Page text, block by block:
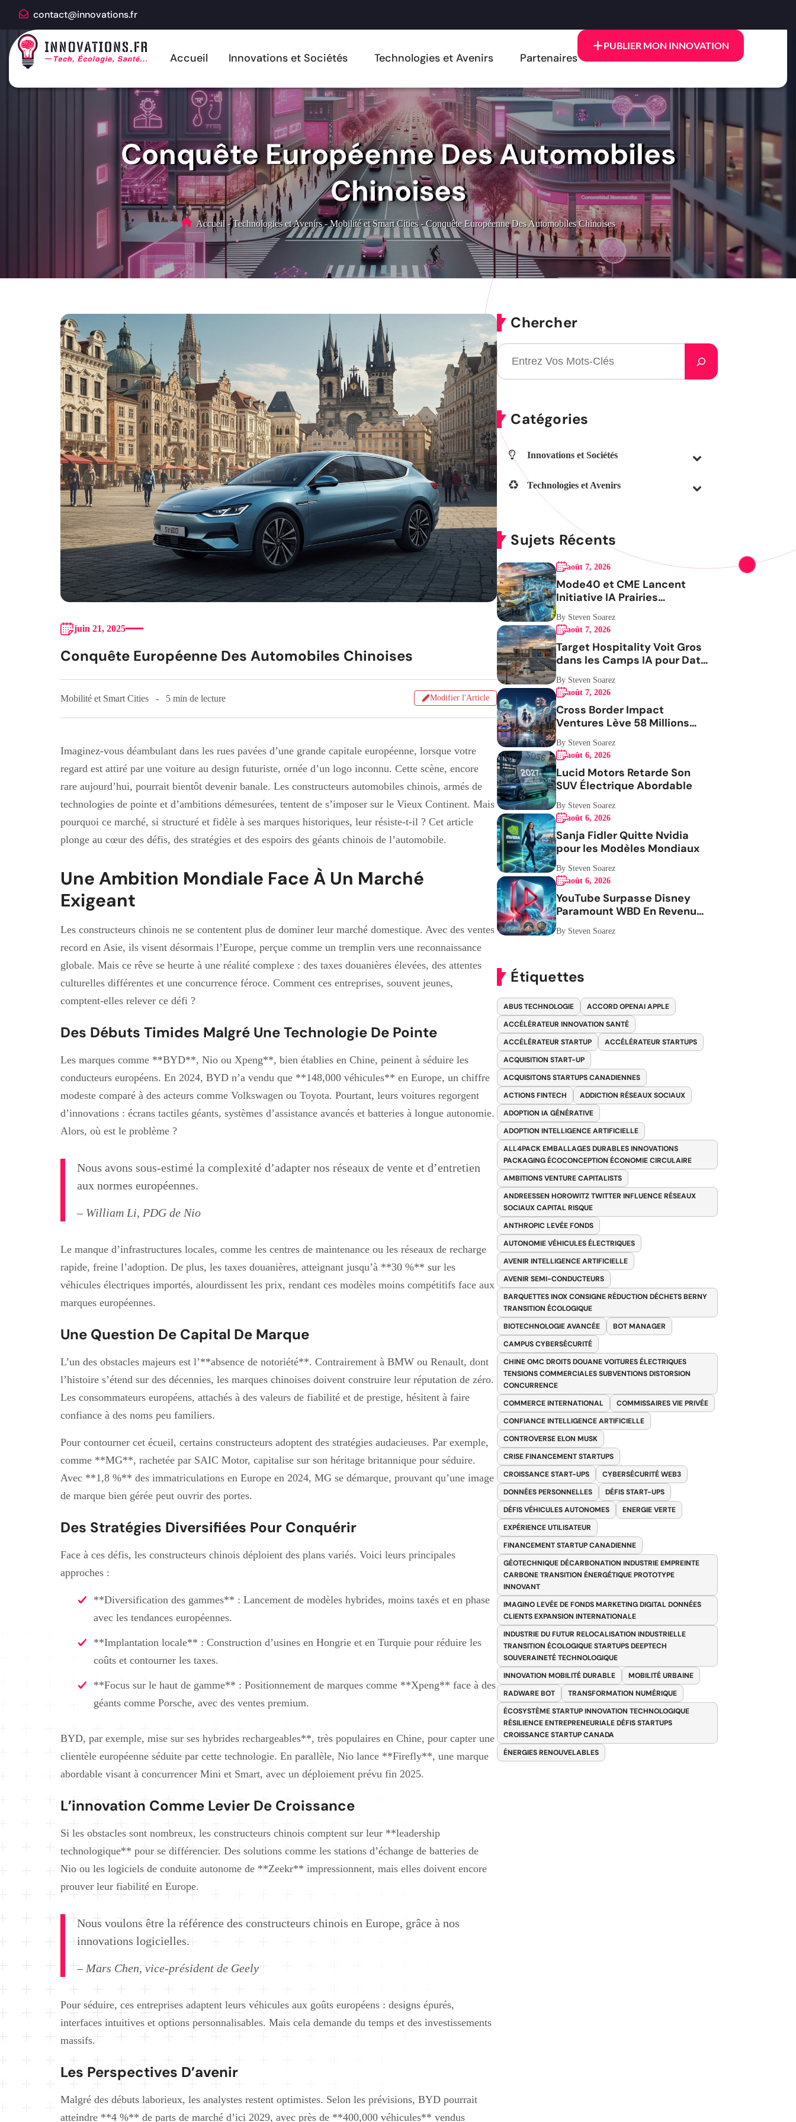
contact@innovations.fr
Accueil Innovations et Sociétés Technologies et Avenirs Partenaires
PUBLIER MON INNOVATION
Conquête Européenne Des Automobiles
Chinoises
Accueil - Technologies et Avenirs - Mobilité et Smart Cities - Conquête Européenne Des Automobiles Chinoises
juin 21, 2025
Conquête Européenne Des Automobiles Chinoises
Mobilité et Smart Cities 5 min de lecture Modifier l'Article
Imaginez-vous déambulant dans les rues pavées d’une grande capitale européenne, lorsque votre
regard est attiré par une voiture au design futuriste, ornée d’un logo inconnu. Cette scène, encore
rare aujourd’hui, pourrait bientôt devenir banale. Les constructeurs automobiles chinois, armés de
technologies de pointe et d’ambitions démesurées, tentent de s’imposer sur le Vieux Continent. Mais
pourquoi ce marché, si structuré et fidèle à ses marques historiques, leur résiste-t-il ? Cet article
plonge au cœur des défis, des stratégies et des espoirs des géants chinois de l’automobile.
Une Ambition Mondiale Face À Un Marché
Exigeant
Les constructeurs chinois ne se contentent plus de dominer leur marché domestique. Avec des ventes
record en Asie, ils visent désormais l’Europe, perçue comme un tremplin vers une reconnaissance
globale. Mais ce rêve se heurte à une réalité complexe : des taxes douanières élevées, des attentes
culturelles différentes et une concurrence féroce. Comment ces entreprises, souvent jeunes,
comptent-elles relever ce défi ?
Des Débuts Timides Malgré Une Technologie De Pointe
Les marques comme **BYD**, Nio ou Xpeng**, bien établies en Chine, peinent à séduire les
conducteurs européens. En 2024, BYD n’a vendu que **148,000 véhicules** en Europe, un chiffre
modeste comparé à des acteurs comme Volkswagen ou Toyota. Pourtant, leurs voitures regorgent
d’innovations : écrans tactiles géants, systèmes d’assistance avancés et batteries à longue autonomie.
Alors, où est le problème ?
Nous avons sous-estimé la complexité d’adapter nos réseaux de vente et d’entretien
aux normes européennes.
– William Li, PDG de Nio
Le manque d’infrastructures locales, comme les centres de maintenance ou les réseaux de recharge
rapide, freine l’adoption. De plus, les taxes douanières, atteignant jusqu’à **30 %** sur les
véhicules électriques importés, alourdissent les prix, rendant ces modèles moins compétitifs face aux
marques européennes.
Une Question De Capital De Marque
L’un des obstacles majeurs est l’**absence de notoriété**. Contrairement à BMW ou Renault, dont
l’histoire s’étend sur des décennies, les marques chinoises doivent construire leur réputation de zéro.
Les consommateurs européens, attachés à des valeurs de fiabilité et de prestige, hésitent à faire
confiance à des noms peu familiers.
Pour contourner cet écueil, certains constructeurs adoptent des stratégies audacieuses. Par exemple,
comme **MG**, rachetée par SAIC Motor, capitalise sur son héritage britannique pour séduire.
Avec **1,8 %** des immatriculations en Europe en 2024, MG se démarque, prouvant qu’une image
de marque bien gérée peut ouvrir des portes.
Des Stratégies Diversifiées Pour Conquérir
Face à ces défis, les constructeurs chinois déploient des plans variés. Voici leurs principales
approches :
**Diversification des gammes** : Lancement de modèles hybrides, moins taxés et en phase
avec les tendances européennes.
**Implantation locale** : Construction d’usines en Hongrie et en Turquie pour réduire les
coûts et contourner les taxes.
**Focus sur le haut de gamme** : Positionnement de marques comme **Xpeng** face à des
géants comme Porsche, avec des ventes premium.
BYD, par exemple, mise sur ses hybrides rechargeables**, très populaires en Chine, pour capter une
clientèle européenne séduite par cette technologie. En parallèle, Nio lance **Firefly**, une marque
abordable visant à concurrencer Mini et Smart, avec un déploiement prévu fin 2025.
L’innovation Comme Levier De Croissance
Si les obstacles sont nombreux, les constructeurs chinois comptent sur leur **leadership
technologique** pour se différencier. Des solutions comme les stations d’échange de batteries de
Nio ou les logiciels de conduite autonome de **Zeekr** impressionnent, mais elles doivent encore
prouver leur fiabilité en Europe.
Nous voulons être la référence des constructeurs chinois en Europe, grâce à nos
innovations logicielles.
– Mars Chen, vice-président de Geely
Pour séduire, ces entreprises adaptent leurs véhicules aux goûts européens : designs épurés,
interfaces intuitives et options personnalisables. Mais cela demande du temps et des investissements
massifs.
Les Perspectives D’avenir
Malgré des débuts laborieux, les analystes restent optimistes. Selon les prévisions, BYD pourrait
atteindre **4 %** de parts de marché d’ici 2029, avec près de **400,000 véhicules** vendus
Chercher
Catégories
Innovations et Sociétés
Technologies et Avenirs
Sujets Récents
août 7, 2026
Mode40 et CME Lancent
Initiative IA Prairies
Aérospatiale
By Steven Soarez
août 7, 2026
Target Hospitality Voit Gros
dans les Camps IA pour Data
Centers
By Steven Soarez
août 7, 2026
Cross Border Impact
Ventures Lève 58 Millions
USD Pour Santé Femmes
By Steven Soarez
août 6, 2026
Lucid Motors Retarde Son
SUV Électrique Abordable
By Steven Soarez
août 6, 2026
Sanja Fidler Quitte Nvidia
pour les Modèles Mondiaux
By Steven Soarez
août 6, 2026
YouTube Surpasse Disney
Paramount WBD En Revenus
Publicitaires
By Steven Soarez
Étiquettes
ABUS TECHNOLOGIE
ACCORD OPENAI APPLE
ACCÉLÉRATEUR INNOVATION SANTÉ
ACCÉLÉRATEUR STARTUP
ACCÉLÉRATEUR STARTUPS
ACQUISITION START-UP
ACQUISITONS STARTUPS CANADIENNES
ACTIONS FINTECH
ADDICTION RÉSEAUX SOCIAUX
ADOPTION IA GÉNÉRATIVE
ADOPTION INTELLIGENCE ARTIFICIELLE
ALL4PACK EMBALLAGES DURABLES INNOVATIONS
PACKAGING ÉCOCONCEPTION ÉCONOMIE CIRCULAIRE
AMBITIONS VENTURE CAPITALISTS
ANDREESSEN HOROWITZ TWITTER INFLUENCE RÉSEAUX
SOCIAUX CAPITAL RISQUE
ANTHROPIC LEVÉE FONDS
AUTONOMIE VÉHICULES ÉLECTRIQUES
AVENIR INTELLIGENCE ARTIFICIELLE
AVENIR SEMI-CONDUCTEURS
BARQUETTES INOX CONSIGNE RÉDUCTION DÉCHETS BERNY
TRANSITION ÉCOLOGIQUE
BIOTECHNOLOGIE AVANCÉE
BOT MANAGER
CAMPUS CYBERSÉCURITÉ
CHINE OMC DROITS DOUANE VOITURES ÉLECTRIQUES
TENSIONS COMMERCIALES SUBVENTIONS DISTORSION
CONCURRENCE
COMMERCE INTERNATIONAL
COMMISSAIRES VIE PRIVÉE
CONFIANCE INTELLIGENCE ARTIFICIELLE
CONTROVERSE ELON MUSK
CRISE FINANCEMENT STARTUPS
CROISSANCE START-UPS
CYBERSÉCURITÉ WEB3
DONNÉES PERSONNELLES
DÉFIS START-UPS
DÉFIS VÉHICULES AUTONOMES
ENERGIE VERTE
EXPÉRIENCE UTILISATEUR
FINANCEMENT STARTUP CANADIENNE
GÉOTECHNIQUE DÉCARBONATION INDUSTRIE EMPREINTE
CARBONE TRANSITION ÉNERGÉTIQUE PROTOTYPE
INNOVANT
IMAGINO LEVÉE DE FONDS MARKETING DIGITAL DONNÉES
CLIENTS EXPANSION INTERNATIONALE
INDUSTRIE DU FUTUR RELOCALISATION INDUSTRIELLE
TRANSITION ÉCOLOGIQUE STARTUPS DEEPTECH
SOUVERAINETÉ TECHNOLOGIQUE
INNOVATION MOBILITÉ DURABLE
MOBILITÉ URBAINE
RADWARE BOT
TRANSFORMATION NUMÉRIQUE
ÉCOSYSTÈME STARTUP INNOVATION TECHNOLOGIQUE
RÉSILIENCE ENTREPRENEURIALE DÉFIS STARTUPS
CROISSANCE STARTUP CANADA
ÉNERGIES RENOUVELABLES